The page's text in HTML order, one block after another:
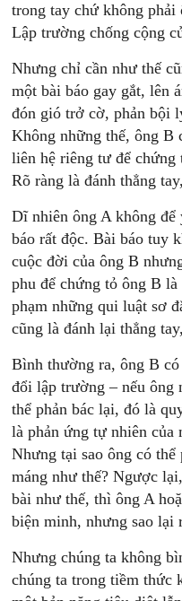
trong tay chứ không
Lập trường chống cộng
Nhưng chỉ cần như thế
một bài báo gay gắt, lên
đón gió trở cờ, phản bội
Không những thế, ông B
liên hệ riêng tư để
Rõ ràng là đánh thẳng
Dĩ nhiên ông A không để
báo rất độc. Bài báo tuy
cuộc đời của ông B
phu để chứng tỏ ông B
phạm những qui luật sơ
cũng là đánh lại thẳng
Bình thường ra, ông B
đổi lập trường – nếu ông
thể phản bác lại, đó là
là phản ứng tự nhiên
Nhưng tại sao ông có thể
máng như thế? Ngược
bài như thế, thì ông A
biện minh, nhưng sao lại
Nhưng chúng ta không
chúng ta trong tiềm thức